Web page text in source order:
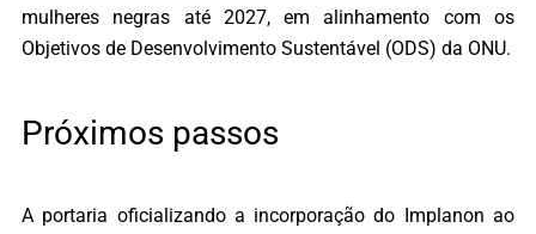
mulheres negras até 2027, em alinhamento com os
Objetivos de Desenvolvimento Sustentável (ODS) da ONU.
Próximos passos
A portaria oficializando a incorporação do Implanon ao